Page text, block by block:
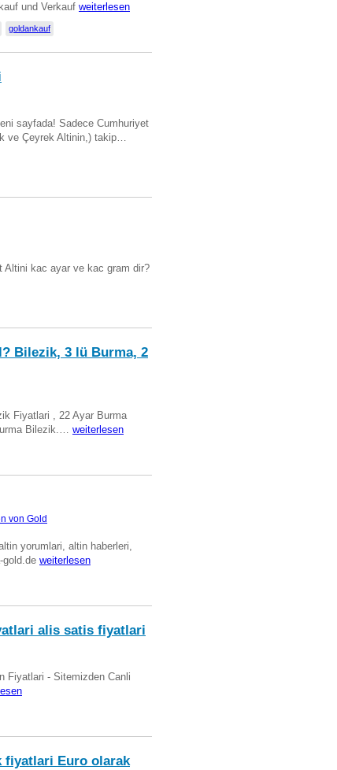
und Verkauf weiterlesen
goldankauf
sayfada! Sadece Cumhuriyet
ve Çeyrek Altinin,) takip…
Altini kac ayar ve kac gram dir?
Bilezik, 3 lü Burma, 2
Fiyatlari , 22 Ayar Burma
Bilezik.… weiterlesen
von Gold
yorumlari, altin haberleri,
gold.de weiterlesen
alis satis fiyatlari
Fiyatlari - Sitemizden Canli
fiyatlari Euro olarak